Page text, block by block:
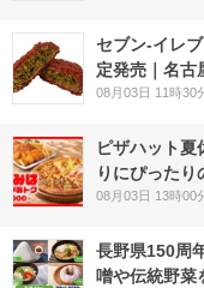
セブン-イレ
定発売｜名古
08月03日 11時30
ピザハット夏
りにぴった
08月03日 13時00
長野県150周
噌や伝統野菜